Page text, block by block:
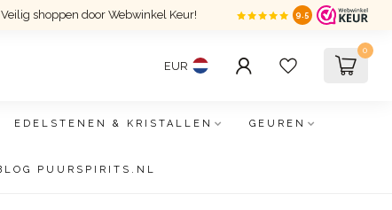
Veilig shoppen door Webwinkel Keur! 9.5
EUR
0
EDELSTENEN & KRISTALLEN GEUREN
PUURSPIRITS.NL